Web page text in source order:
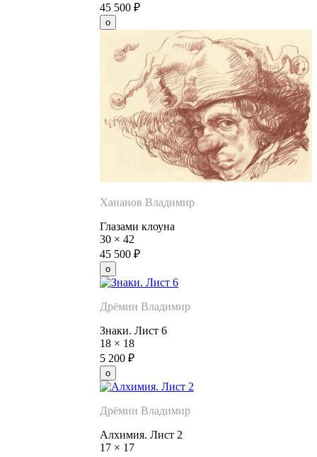
45 500 ₽
Хананов Владимир
Глазами клоуна
30 × 42
45 500 ₽
Дрёмин Владимир
Знаки. Лист 6
18 × 18
5 200 ₽
Дрёмин Владимир
Алхимия. Лист 2
17 × 17